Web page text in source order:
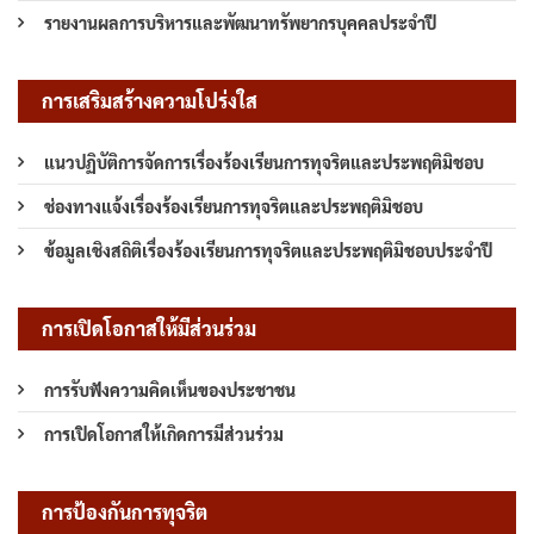
รายงานผลการบริหารและพัฒนาทรัพยากรบุคคลประจำปี
การเสริมสร้างความโปร่งใส
แนวปฏิบัติการจัดการเรื่องร้องเรียนการทุจริตและประพฤติมิชอบ
ช่องทางแจ้งเรื่องร้องเรียนการทุจริตและประพฤติมิชอบ
ข้อมูลเชิงสถิติเรื่องร้องเรียนการทุจริตและประพฤติมิชอบประจำปี
การเปิดโอกาสให้มีส่วนร่วม
การรับฟังความคิดเห็นของประชาชน
การเปิดโอกาสให้เกิดการมีส่วนร่วม
การป้องกันการทุจริต